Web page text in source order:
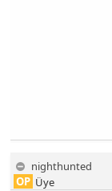
nighthunted
OP Üye